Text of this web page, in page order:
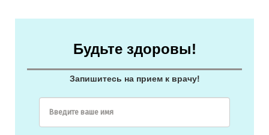
Будьте здоровы!
Запишитесь на прием к врачу!
Введите ваше имя